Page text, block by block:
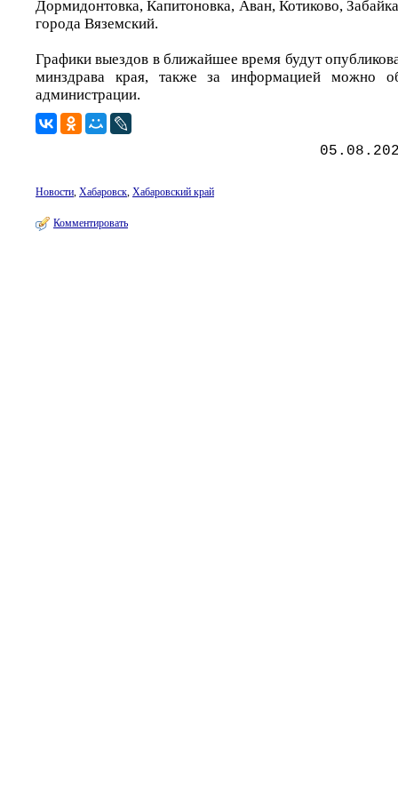
Дормидонтовка, Капитоновка, Аван, Котиково,
города Вяземский.
Графики выездов в ближайшее время будут
минздрава края, также за информацией можно
администрации.
Новости, Хабаровск, Хабаровский край
Комментировать